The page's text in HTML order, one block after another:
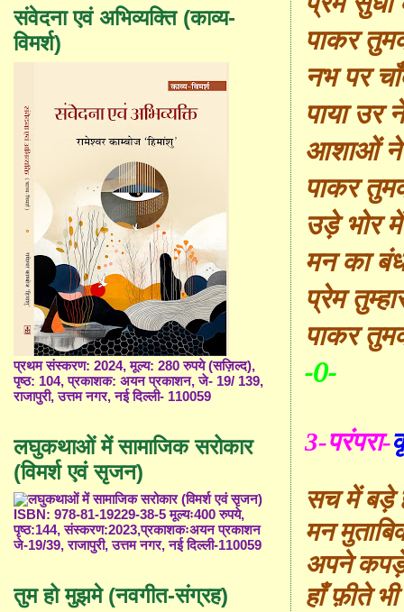
पाकर
नभ पर
पायाउरने
आशाओं ने
पाकर
उड़े भोर
मन का
प्रेम
पाकर
-0-
3-परंपरा-
सच में बड़े
मन
अपने
हाँ फ़ीते
संवेदना एवं अभिव्यक्ति (काव्य-
विमर्श)
प्रथम संस्करण: 2024, मूल्य: 280 रुपये (सज़िल्द),
पृष्ठ: 104, प्रकाशक: अयन प्रकाशन, जे- 19/ 139,
राजापुरी, उत्तम नगर, नई दिल्ली- 110059
लघुकथाओं में सामाजिक सरोकार
(विमर्श एवं सृजन)
ISBN: 978-81-19229-38-5 मूल्यः400 रुपये,
पृष्ठ:144, संस्करण:2023,प्रकाशकःअयन प्रकाशन
जे-19/39, राजापुरी, उत्तम नगर, नई दिल्ली-110059
तुम हो मुझमे (नवगीत-संग्रह)